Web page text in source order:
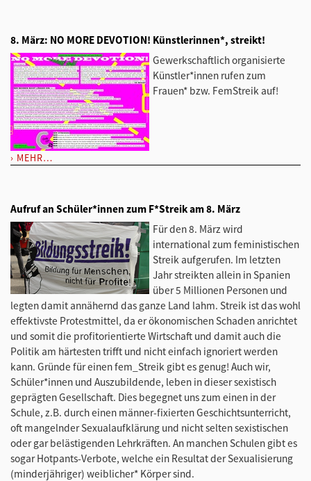
8. März: NO MORE DEVOTION! Künstlerinnen*, streikt!
Gewerkschaftlich organisierte
Künstler*innen rufen zum
Frauen* bzw. FemStreik auf!
MEHR…
Aufruf an Schüler*innen zum F*Streik am 8. März
Für den 8. März wird
international zum feministischen
Streik aufgerufen. Im letzten
Jahr streikten allein in Spanien
über 5 Millionen Personen und
legten damit annähernd das ganze Land lahm. Streik ist das wohl
effektivste Protestmittel, da er ökonomischen Schaden anrichtet
und somit die profitorientierte Wirtschaft und damit auch die
Politik am härtesten trifft und nicht einfach ignoriert werden
kann. Gründe für einen fem_Streik gibt es genug! Auch wir,
Schüler*innen und Auszubildende, leben in dieser sexistisch
geprägten Gesellschaft. Dies begegnet uns zum einen in der
Schule, z.B. durch einen männer-fixierten Geschichtsunterricht,
oft mangelnder Sexualaufklärung und nicht selten sexistischen
oder gar belästigenden Lehrkräften. An manchen Schulen gibt es
sogar Hotpants-Verbote, welche ein Resultat der Sexualisierung
(minderjähriger) weiblicher* Körper sind.